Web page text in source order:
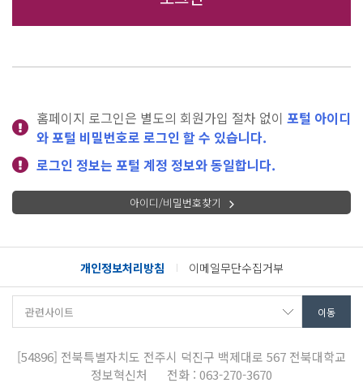
홈페이지 로그인은 별도의 회원가입 절차 없이 포털 아이디
와 포털 비밀번호로 로그인 할 수 있습니다.
로그인 정보는 포털 계정 정보와 동일합니다.
아이디/비밀번호찾기
개인정보처리방침 이메일무단수집거부
[54896] 전북특별자치도 전주시 덕진구 백제대로 567 전북대학교
정보혁신처
전화 : 063-270-3670